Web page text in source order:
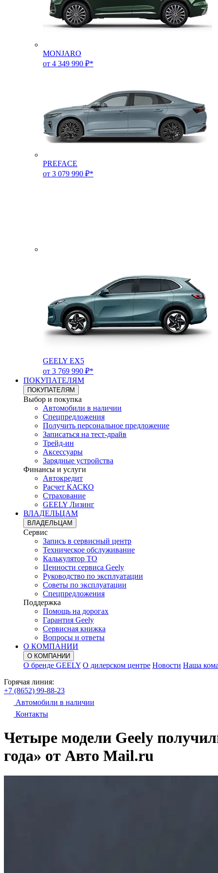
MONJARO
от 4 349 990 ₽*
PREFACE
от 3 079 990 ₽*
GEELY EX5
от 3 769 990 ₽*
ПОКУПАТЕЛЯМ
ПОКУПАТЕЛЯМ
Выбор и покупка
Автомобили в наличии
Спецпредложения
Получить персональное предложение
Записаться на тест-драйв
Трейд-ин
Аксессуары
Зарядные устройства
Финансы и услуги
Автокредит
Расчет КАСКО
Страхование
GEELY Лизинг
ВЛАДЕЛЬЦАМ
ВЛАДЕЛЬЦАМ
Сервис
Запись в сервисный центр
Техническое обслуживание
Калькулятор ТО
Ценности сервиса Geely
Руководство по эксплуатации
Советы по эксплуатации
Спецпредложения
Поддержка
Помощь на дорогах
Гарантия Geely
Сервисная книжка
Вопросы и ответы
О КОМПАНИИ
О КОМПАНИИ
О бренде GEELY О дилерском центре Новости Наша
Горячая линия:
+7 (8652) 99-88-23
Автомобили в наличии
Контакты
Четыре модели Geely
года» от Авто Mail.ru